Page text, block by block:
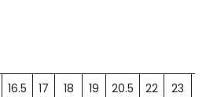
16.5 17 18 19 20.5 22 23